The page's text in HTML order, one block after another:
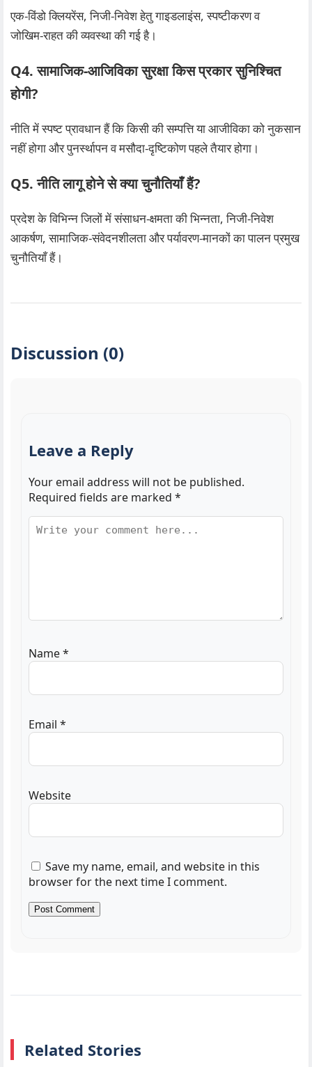
एक‑विंडो क्लियरेंस, निजी‑निवेश हेतु गाइडलाइंस, स्पष्टीकरण व
जोखिम‑राहत की व्यवस्था की गई है।
Q4. सामाजिक‑आजिविका सुरक्षा किस प्रकार सुनिश्चित
होगी?
नीति में स्पष्ट प्रावधान हैं कि किसी की सम्पत्ति या आजीविका को नुकसान
नहीं होगा और पुनर्स्थापन व मसौदा‑दृष्टिकोण पहले तैयार होगा।
Q5. नीति लागू होने से क्या चुनौतियाँ हैं?
प्रदेश के विभिन्न जिलों में संसाधन‑क्षमता की भिन्नता, निजी‑निवेश
आकर्षण, सामाजिक‑संवेदनशीलता और पर्यावरण‑मानकों का पालन प्रमुख
चुनौतियाँ हैं।
Discussion (0)
Leave a Reply
Your email address will not be published.
Required fields are marked *
Name*
Email *
Website
Save my name, email, and website in this
browser for the next time I comment.
Related Stories